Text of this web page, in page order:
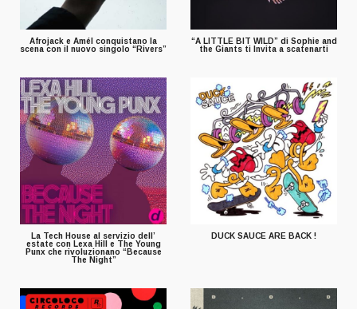
Afrojack e Amél conquistano la
scena con il nuovo singolo “Rivers”
“A LITTLE BIT WILD” di Sophie and
the Giants ti Invita a scatenarti
La Tech House al servizio dell’
estate con Lexa Hill e The Young
Punx che rivoluzionano “Because
The Night”
DUCK SAUCE ARE BACK !